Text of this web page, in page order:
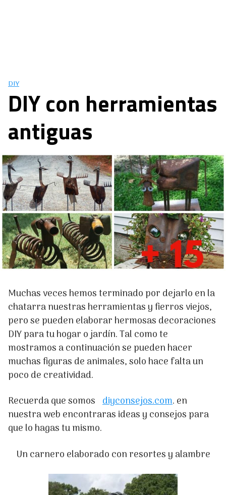
DIY
DIY con herramientas
antiguas
Muchas veces hemos terminado por dejarlo en la
chatarra nuestras herramientas y fierros viejos,
pero se pueden elaborar hermosas decoraciones
DIY para tu hogar o jardín. Tal como te
mostramos a continuación se pueden hacer
muchas figuras de animales, solo hace falta un
poco de creatividad.
Recuerda que somos diyconsejos.com. en
nuestra web encontraras ideas y consejos para
que lo hagas tu mismo.
Un carnero elaborado con resortes y alambre